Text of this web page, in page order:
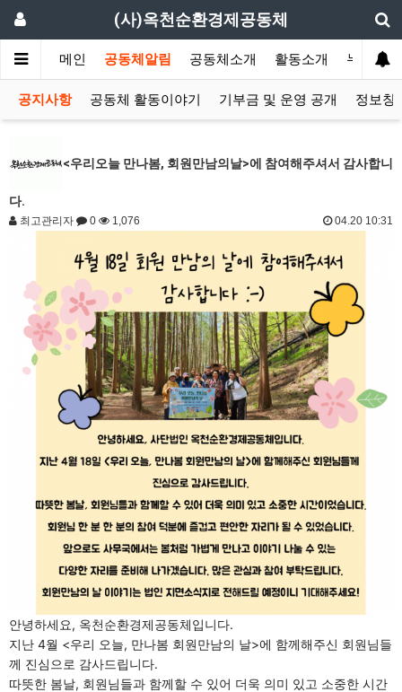
(사)옥천순환경제공동체
메인 공동체알림 공동체소개 활동소개 누구나
공지사항 공동체 활동이야기 기부금 및 운영 공개 정보창
<우리오늘 만나봄, 회원만남의날>에 참여해주셔서 감사합니
다.
최고관리자 0 1,076 04.20 10:31
안녕하세요, 옥천순환경제공동체입니다.
지난 4월 <우리 오늘, 만나봄 회원만남의 날>에 함께해주신 회원님들
께 진심으로 감사드립니다.
따뜻한 봄날, 회원님들과 함께할 수 있어 더욱 의미 있고 소중한 시간